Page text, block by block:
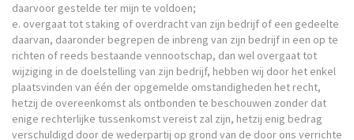
daarvoor gestelde ter mijn te voldoen;
e. overgaat tot staking of overdracht van zijn bedrijf of een gedeelte
daarvan, daaronder begrepen de inbreng van zijn bedrijf in een op te
richten of reeds bestaande vennootschap, dan wel overgaat tot
wijziging in de doelstelling van zijn bedrijf, hebben wij door het enkel
plaatsvinden van één der opgemelde omstandigheden het recht,
hetzij de overeenkomst als ontbonden te beschouwen zonder dat
enige rechterlijke tussenkomst vereist zal zijn, hetzij enig bedrag
verschuldigd door de wederpartij op grond van de door ons verrichte